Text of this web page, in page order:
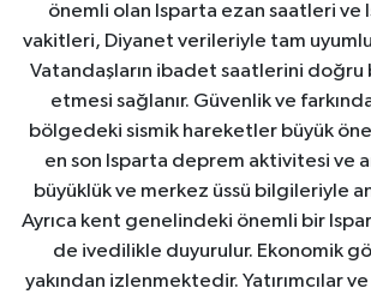
önemli olan Isparta ezan saatleri ve
vakitleri, Diyanet verileriyle tam uyumlu
Vatandaşların ibadet saatlerini doğru
etmesi sağlanır. Güvenlik ve
bölgedeki sismik hareketler büyük
en son Isparta deprem aktivitesi ve
büyüklük ve merkez üssü bilgileriyle
Ayrıca kent genelindeki önemli bir
de ivedilikle duyurulur. Ekonomik
yakından izlenmektedir. Yatırımcılar